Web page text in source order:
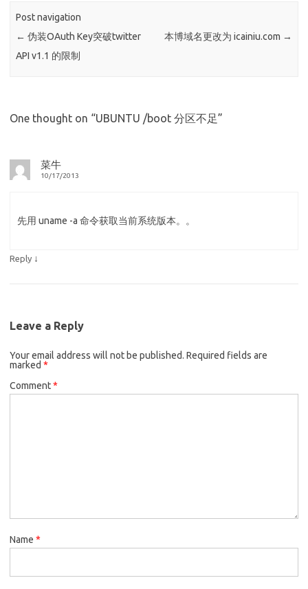
Post navigation
← 伪装OAuth Key突破twitter
API v1.1 的限制
本博域名更改为 icainiu.com →
One thought on “UBUNTU /boot 分区不足”
菜牛
10/17/2013
先用 uname -a 命令获取当前系统版本。。
Reply ↓
Leave a Reply
Your email address will not be published. Required fields are
marked *
Comment*
Name *